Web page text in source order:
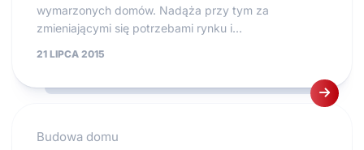
wymarzonych domów. Nadąża przy tym za
zmieniającymi się potrzebami rynku i...
21 LIPCA 2015
Budowa domu